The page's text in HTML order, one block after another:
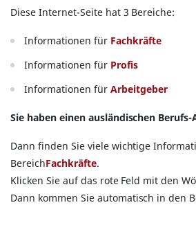
Diese Internet-Seite hat 3 Bereiche:
Informationen für Fachkräfte
Informationen für Profis
Informationen für Arbeitgeber
Sie haben einen ausländischen Berufs-
Dann finden Sie viele wichtige
BereichFachkräfte.
Klicken Sie auf das rote Feld mit den
Dann kommen Sie automatisch in den